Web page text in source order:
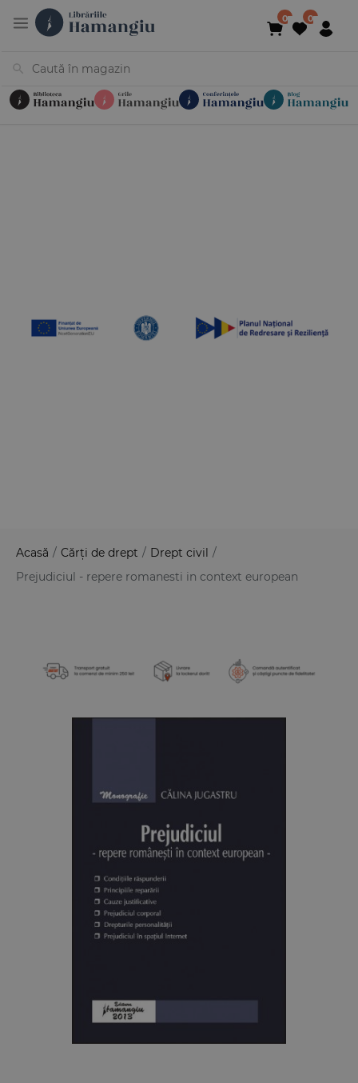
Acasă / Cărți de drept / Drept civil /
Prejudiciul - repere romanesti in context european